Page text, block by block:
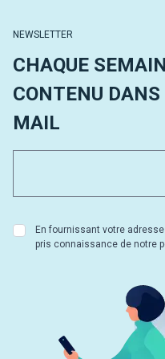
NEWSLETTER
CHAQUE
CONTENU
MAIL
En fournissant votre
pris connaissance de notre